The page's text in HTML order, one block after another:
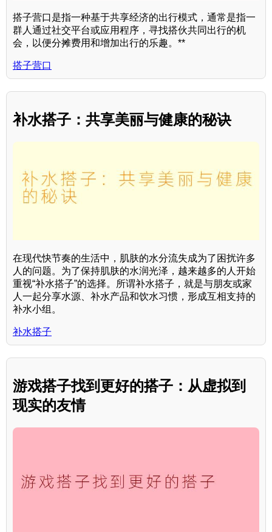
搭子营口是指一种基于共享经济的出行模式，通常是指一
群人通过社交平台或应用程序，寻找搭伙共同出行的机
会，以便分摊费用和增加出行的乐趣。**
搭子营口
补水搭子：共享美丽与健康的秘诀
在现代快节奏的生活中，肌肤的水分流失成为了困扰许多
人的问题。为了保持肌肤的水润光泽，越来越多的人开始
重视“补水搭子”的选择。所谓补水搭子，就是与朋友或家
人一起分享水源、补水产品和饮水习惯，形成互相支持的
补水小组。
补水搭子
游戏搭子找到更好的搭子：从虚拟到
现实的友情